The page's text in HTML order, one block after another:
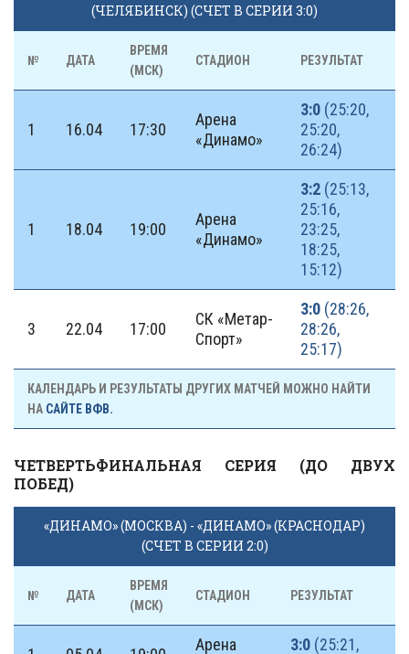
(ЧЕЛЯБИНСК) (СЧЕТ В СЕРИИ 3:0)
№ ДАТА
ВРЕМЯ
(МСК)
СТАДИОН РЕЗУЛЬТАТ
1 16.04 17:30
Арена
«Динамо»
3:0 (25:20,
25:20,
26:24)
1 18.04 19:00
Арена
«Динамо»
3:2 (25:13,
25:16,
23:25,
18:25,
15:12)
3 22.04 17:00
СК «Метар-
Спорт»
3:0 (28:26,
28:26,
25:17)
КАЛЕНДАРЬ И РЕЗУЛЬТАТЫ ДРУГИХ МАТЧЕЙ МОЖНО НАЙТИ
НА САЙТЕ ВФВ.
ЧЕТВЕРТЬФИНАЛЬНАЯ СЕРИЯ (ДО ДВУХ
ПОБЕД)
«ДИНАМО» (МОСКВА) - «ДИНАМО» (КРАСНОДАР)
(СЧЕТ В СЕРИИ 2:0)
№ ДАТА
ВРЕМЯ
(МСК)
СТАДИОН РЕЗУЛЬТАТ
Арена
3:0 (25:21,